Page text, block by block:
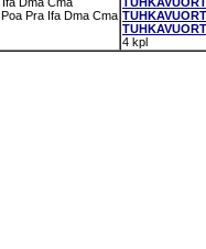
Poa Pra Ifa Dma Cma
4 kpl